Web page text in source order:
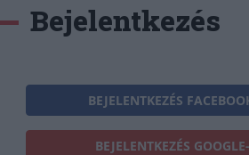
Bejelentkezés
BEJELENTKEZÉS
BEJELENTKEZÉS